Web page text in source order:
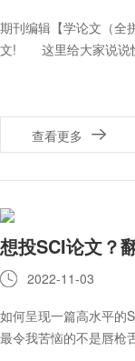
期刊编辑【学论文（全
文! 这里给大家说说
查看更多
想投SCI论文？
2022-11-03
如何呈现一篇高水平
最令我苦恼的不是唇